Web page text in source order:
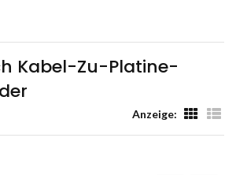
Kabel-Zu-Platine-
Anzeige: